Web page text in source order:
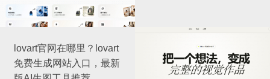
lovart官网在哪里？lovart
免费生成网站入口，最新